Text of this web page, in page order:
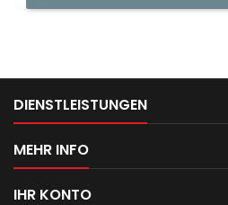
DIENSTLEISTUNGEN
MEHR INFO
IHR KONTO